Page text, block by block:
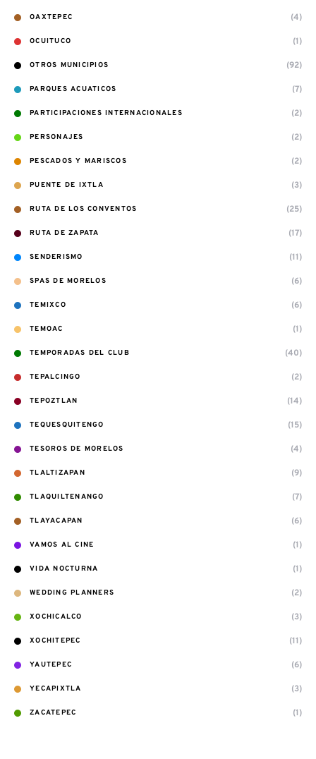
OAXTEPEC (4)
OCUITUCO (1)
OTROS MUNICIPIOS (92)
PARQUES ACUATICOS (7)
PARTICIPACIONES INTERNACIONALES (2)
PERSONAJES (2)
PESCADOS Y MARISCOS (2)
PUENTE DE IXTLA (3)
RUTA DE LOS CONVENTOS (25)
RUTA DE ZAPATA (17)
SENDERISMO (11)
SPAS DE MORELOS (6)
TEMIXCO (6)
TEMOAC (1)
TEMPORADAS DEL CLUB (40)
TEPALCINGO (2)
TEPOZTLAN (14)
TEQUESQUITENGO (15)
TESOROS DE MORELOS (4)
TLALTIZAPAN (9)
TLAQUILTENANGO (7)
TLAYACAPAN (6)
VAMOS AL CINE (1)
VIDA NOCTURNA (1)
WEDDING PLANNERS (2)
XOCHICALCO (3)
XOCHITEPEC (11)
YAUTEPEC (6)
YECAPIXTLA (3)
ZACATEPEC (1)